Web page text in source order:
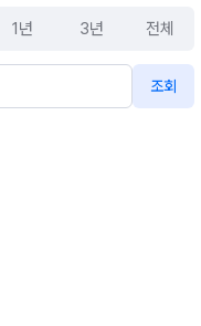
1년 3년 전체
조회